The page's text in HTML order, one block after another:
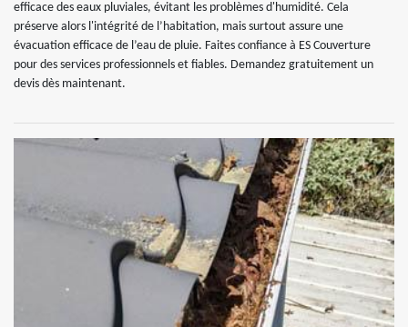
efficace des eaux pluviales, évitant les problèmes d'humidité. Cela
préserve alors l'intégrité de l’habitation, mais surtout assure une
évacuation efficace de l’eau de pluie. Faites confiance à ES Couverture
pour des services professionnels et fiables. Demandez gratuitement un
devis dès maintenant.